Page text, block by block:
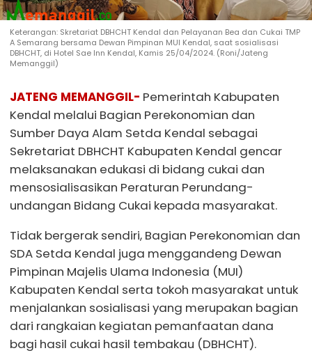
Keterangan: Skretariat DBHCHT Kendal dan Pelayanan Bea dan Cukai TMP
A Semarang bersama Dewan Pimpinan MUI Kendal, saat sosialisasi
DBHCHT, di Hotel Sae Inn Kendal, Kamis 25/04/2024. (Roni/Jateng
Memanggil)
JATENG MEMANGGIL- Pemerintah Kabupaten
Kendal melalui Bagian Perekonomian dan
Sumber Daya Alam Setda Kendal sebagai
Sekretariat DBHCHT Kabupaten Kendal gencar
melaksanakan edukasi di bidang cukai dan
mensosialisasikan Peraturan Perundang-
undangan Bidang Cukai kepada masyarakat.
Tidak bergerak sendiri, Bagian Perekonomian dan
SDA Setda Kendal juga menggandeng Dewan
Pimpinan Majelis Ulama Indonesia (MUI)
Kabupaten Kendal serta tokoh masyarakat untuk
menjalankan sosialisasi yang merupakan bagian
dari rangkaian kegiatan pemanfaatan dana
bagi hasil cukai hasil tembakau (DBHCHT).